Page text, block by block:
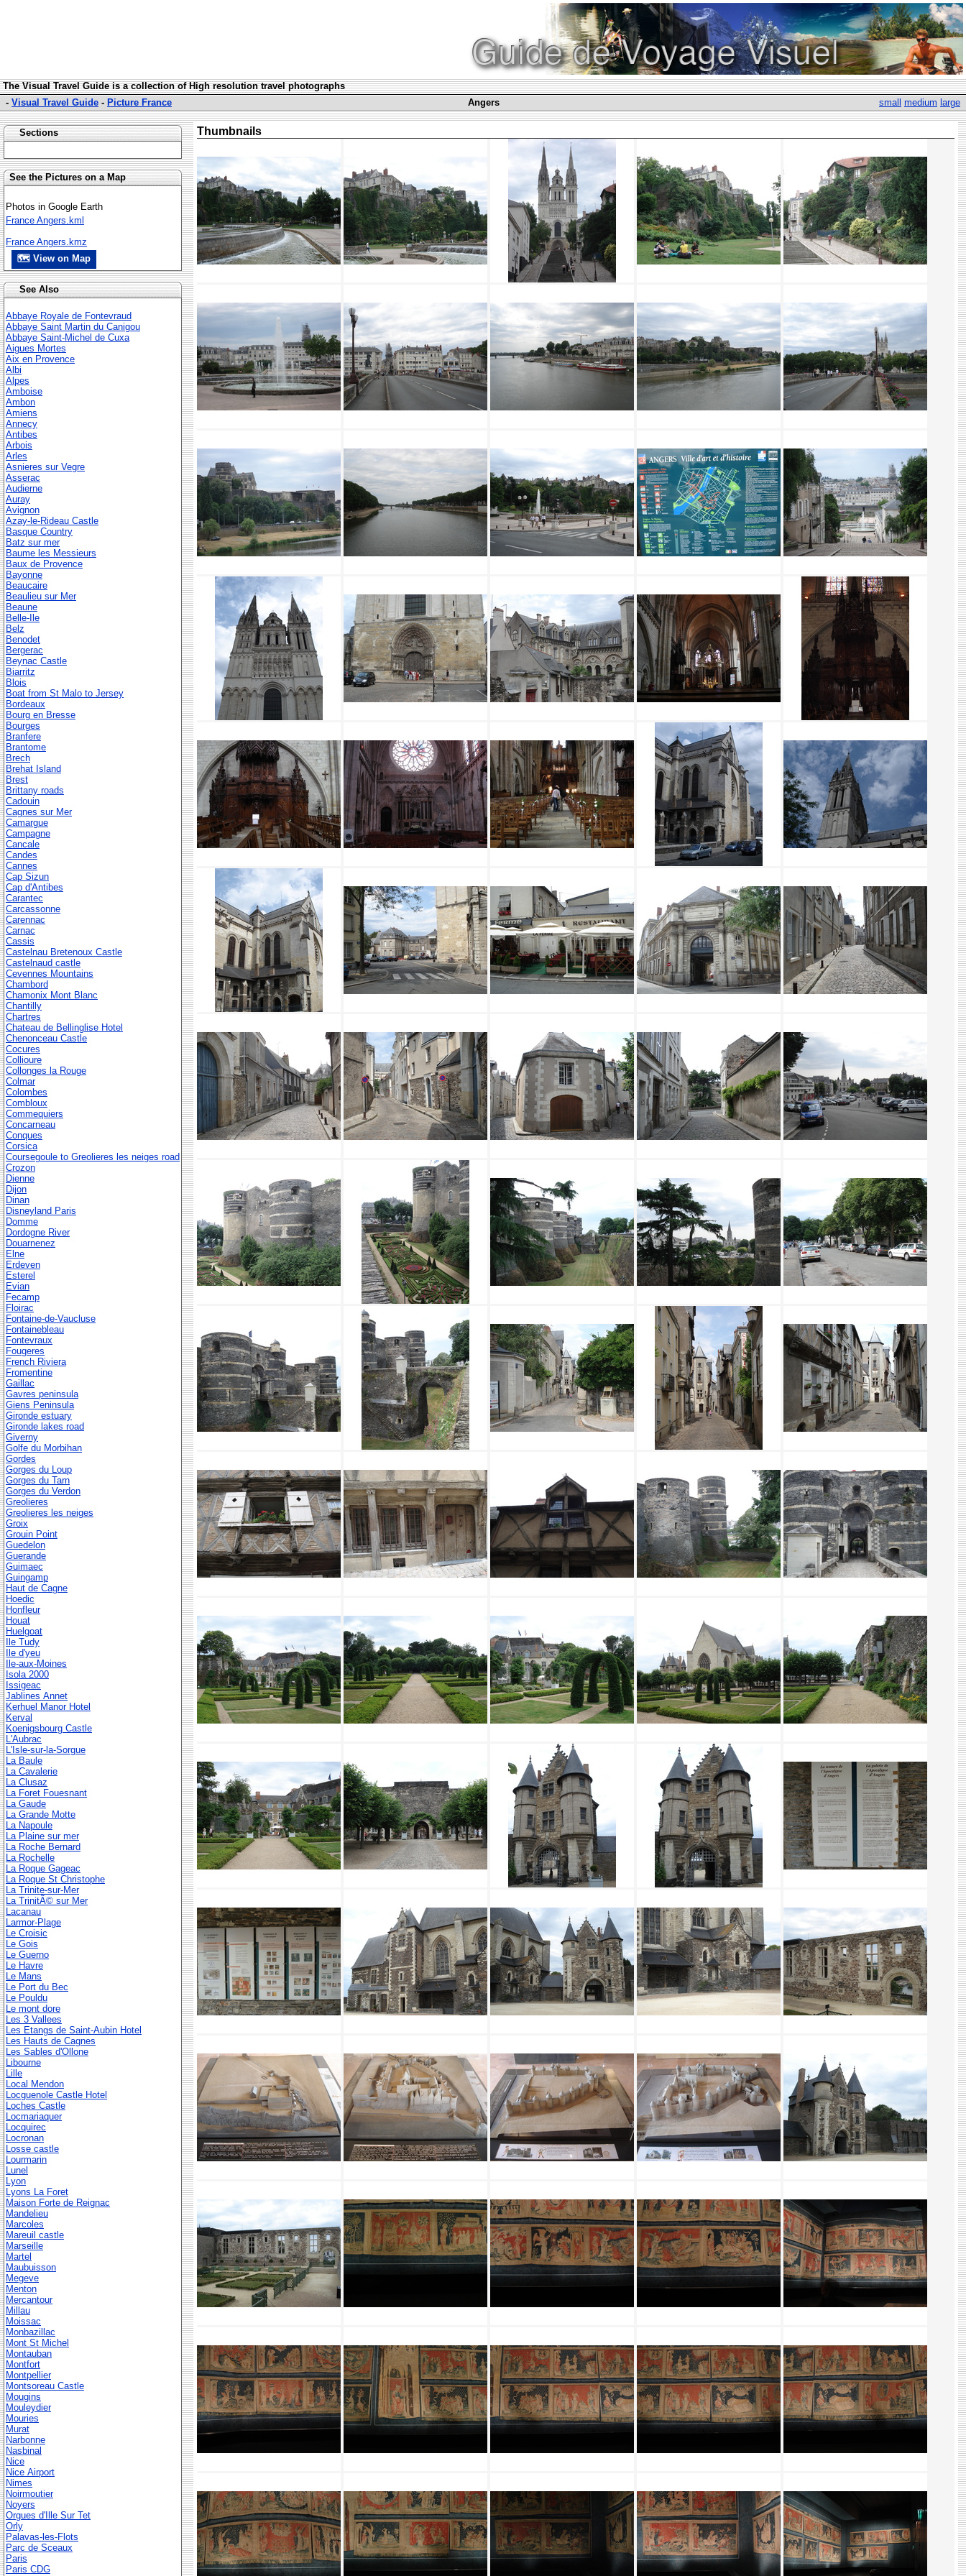
The Visual Travel Guide is a collection of High resolution travel photographs
- Visual Travel Guide - Picture France Angers small medium large
Sections
See the Pictures on a Map
Photos in Google Earth
France Angers.kml
France Angers.kmz
🗺 View on Map
See Also
Abbaye Royale de Fontevraud
Abbaye Saint Martin du Canigou
Abbaye Saint-Michel de Cuxa
Aigues Mortes
Aix en Provence
Albi
Alpes
Amboise
Ambon
Amiens
Annecy
Antibes
Arbois
Arles
Asnieres sur Vegre
Asserac
Audierne
Auray
Avignon
Azay-le-Rideau Castle
Basque Country
Batz sur mer
Baume les Messieurs
Baux de Provence
Bayonne
Beaucaire
Beaulieu sur Mer
Beaune
Belle-Ile
Belz
Benodet
Bergerac
Beynac Castle
Biarritz
Blois
Boat from St Malo to Jersey
Bordeaux
Bourg en Bresse
Bourges
Branfere
Brantome
Brech
Brehat Island
Brest
Brittany roads
Cadouin
Cagnes sur Mer
Camargue
Campagne
Cancale
Candes
Cannes
Cap Sizun
Cap d'Antibes
Carantec
Carcassonne
Carennac
Carnac
Cassis
Castelnau Bretenoux Castle
Castelnaud castle
Cevennes Mountains
Chambord
Chamonix Mont Blanc
Chantilly
Chartres
Chateau de Bellinglise Hotel
Chenonceau Castle
Cocures
Collioure
Collonges la Rouge
Colmar
Colombes
Combloux
Commequiers
Concarneau
Conques
Corsica
Coursegoule to Greolieres les neiges road
Crozon
Dienne
Dijon
Dinan
Disneyland Paris
Domme
Dordogne River
Douarnenez
Elne
Erdeven
Esterel
Evian
Fecamp
Floirac
Fontaine-de-Vaucluse
Fontainebleau
Fontevraux
Fougeres
French Riviera
Fromentine
Gaillac
Gavres peninsula
Giens Peninsula
Gironde estuary
Gironde lakes road
Giverny
Golfe du Morbihan
Gordes
Gorges du Loup
Gorges du Tarn
Gorges du Verdon
Greolieres
Greolieres les neiges
Groix
Grouin Point
Guedelon
Guerande
Guimaec
Guingamp
Haut de Cagne
Hoedic
Honfleur
Houat
Huelgoat
Ile Tudy
Ile d'yeu
Ile-aux-Moines
Isola 2000
Issigeac
Jablines Annet
Kerhuel Manor Hotel
Kerval
Koenigsbourg Castle
L'Aubrac
L'Isle-sur-la-Sorgue
La Baule
La Cavalerie
La Clusaz
La Foret Fouesnant
La Gaude
La Grande Motte
La Napoule
La Plaine sur mer
La Roche Bernard
La Rochelle
La Roque Gageac
La Roque St Christophe
La Trinite-sur-Mer
La TrinitÃ© sur Mer
Lacanau
Larmor-Plage
Le Croisic
Le Gois
Le Guerno
Le Havre
Le Mans
Le Port du Bec
Le Pouldu
Le mont dore
Les 3 Vallees
Les Etangs de Saint-Aubin Hotel
Les Hauts de Cagnes
Les Sables d'Ollone
Libourne
Lille
Local Mendon
Locguenole Castle Hotel
Loches Castle
Locmariaquer
Locquirec
Locronan
Losse castle
Lourmarin
Lunel
Lyon
Lyons La Foret
Maison Forte de Reignac
Mandelieu
Marcoles
Mareuil castle
Marseille
Martel
Maubuisson
Megeve
Menton
Mercantour
Millau
Moissac
Monbazillac
Mont St Michel
Montauban
Montfort
Montpellier
Montsoreau Castle
Mougins
Mouleydier
Mouries
Murat
Narbonne
Nasbinal
Nice
Nice Airport
Nimes
Noirmoutier
Noyers
Orgues d'Ille Sur Tet
Orly
Palavas-les-Flots
Parc de Sceaux
Paris
Paris CDG
Thumbnails